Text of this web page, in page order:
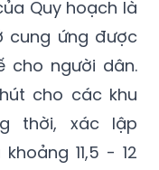
phân tán
Quy hoạch là
cung ứng được
cho người dân.
cho các khu